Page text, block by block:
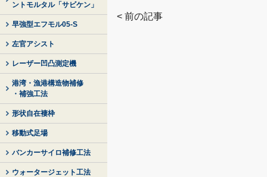
ントモルタル「サビケン」
早強型エフモル05-S
左官アシスト
レーザー凹凸測定機
港湾・漁港構造物補修
・補強工法
形状自在褄枠
移動式足場
バンカーサイロ補修工法
ウォータージェット工法
< 前の記事